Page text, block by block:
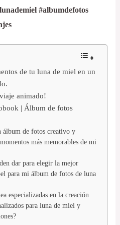
#albumdefotos
de tu luna de miel en un
animado!
| Álbum de fotos
álbum de fotos creativo y
más memorables de mi
dar para elegir la mejor
para mi álbum de fotos de luna
especializadas en la creación
para luna de miel y